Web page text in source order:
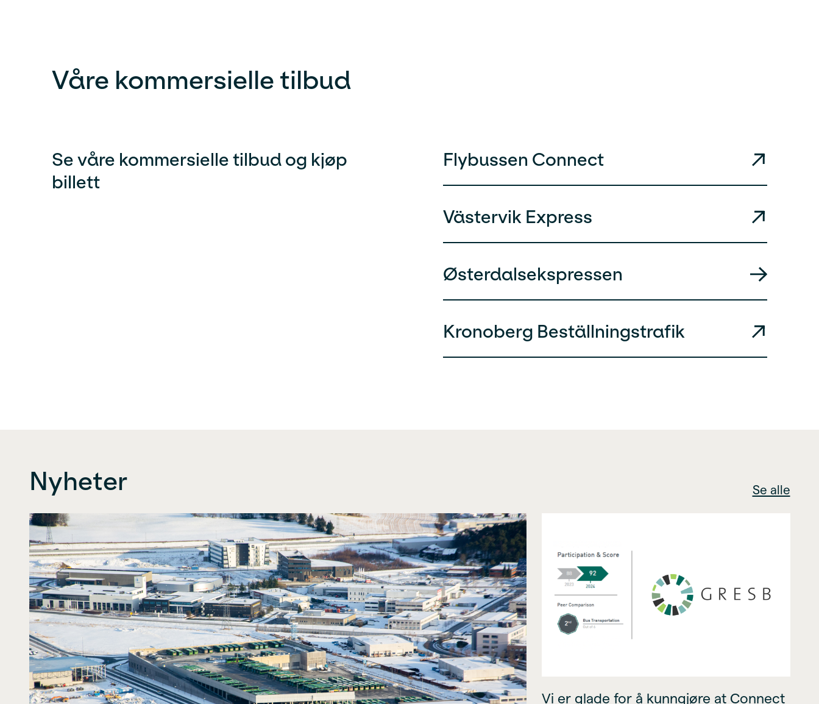
Våre kommersielle tilbud
Se våre kommersielle tilbud og kjøp
billett
Flybussen Connect
Västervik Express
Østerdalsekspressen
Kronoberg Beställningstrafik
Nyheter Se alle
Vi er glade for å kunngjøre at Connect